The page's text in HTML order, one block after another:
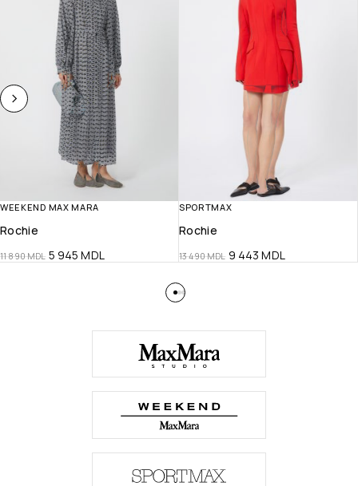
WEEKEND MAX MARA
Rochie
11 890MDL 5 945MDL
SPORTMAX
Rochie
13 490MDL 9 443MDL